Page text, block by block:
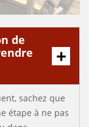
de
sachez que
étape à ne pas